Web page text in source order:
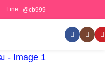
Line : @cb999